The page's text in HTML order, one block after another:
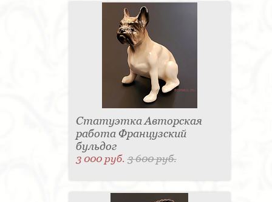
Статуэтка Авторская
работа Французский
бульдог
3 000 руб.3 600 руб.